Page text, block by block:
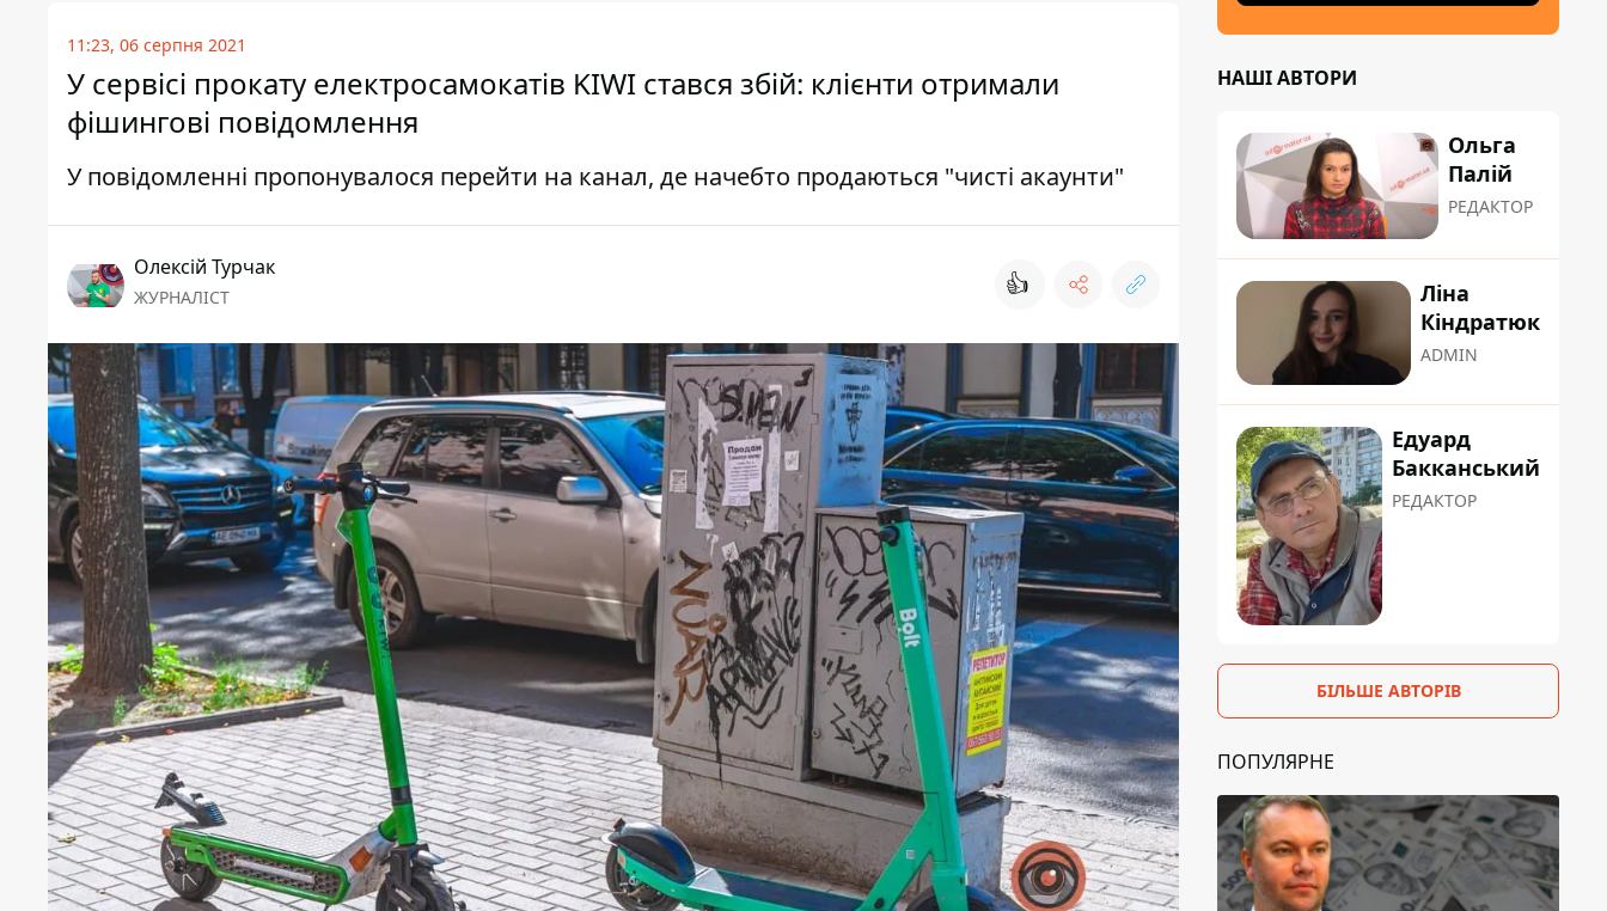
11:23, 06 серпня 2021
У сервісі прокату електросамокатів KIWI стався збій: клієнти отримали
фішингові повідомлення
У повідомленні пропонувалося перейти на канал, де начебто продаються "чисті акаунти"
Олексій Турчак
ЖУРНАЛІСТ 👍
НАШІ АВТОРИ
Ольга
Палій
РЕДАКТОР
Ліна
Кіндратюк
ADMIN
Едуард
Бакканський
РЕДАКТОР
БІЛЬШЕ АВТОРІВ
ПОПУЛЯРНЕ